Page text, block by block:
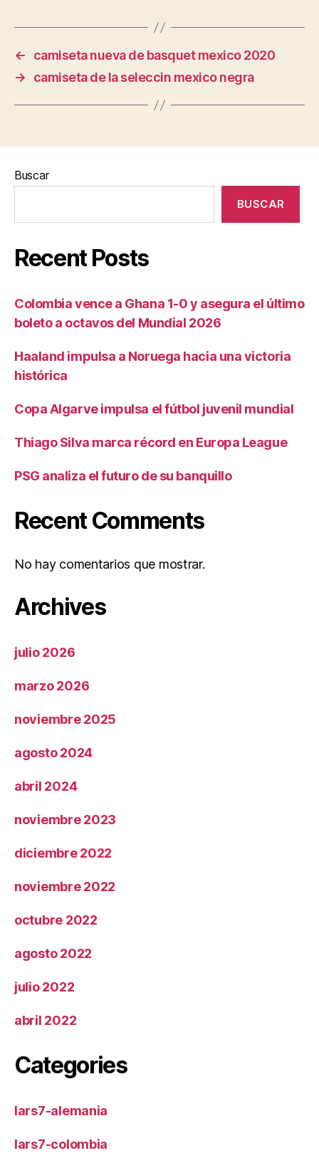
←
camiseta nueva de basquet mexico 2020
→
camiseta de la seleccin mexico negra
Buscar
BUSCAR
Recent Posts
Colombia vence a Ghana 1-0 y asegura el último
boleto a octavos del Mundial 2026
Haaland impulsa a Noruega hacia una victoria
histórica
Copa Algarve impulsa el fútbol juvenil mundial
Thiago Silva marca récord en Europa League
PSG analiza el futuro de su banquillo
Recent Comments
No hay comentarios que mostrar.
Archives
julio 2026
marzo 2026
noviembre 2025
agosto 2024
abril 2024
noviembre 2023
diciembre 2022
noviembre 2022
octubre 2022
agosto 2022
julio 2022
abril 2022
Categories
lars7-alemania
lars7-colombia